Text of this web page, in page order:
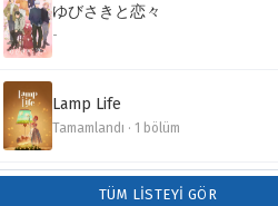
ゆびさきと恋々
-
Lamp Life
Tamamlandı · 1 bölüm
TÜM LISTEYI GÖR